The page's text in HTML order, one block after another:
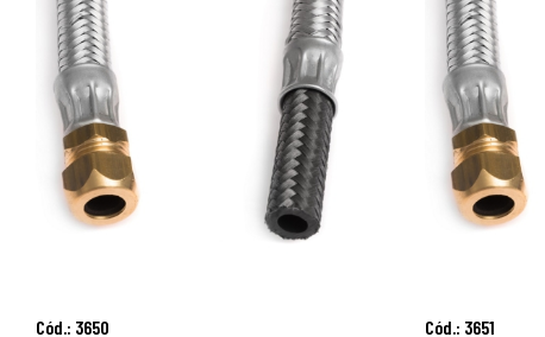
Cód.: 3650Adicionar
Cód.: 3651Adicionar